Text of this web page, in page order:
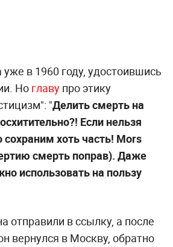
в 1960 году, удостоившись
Но главупро этику
"Делить смерть на
Если нельзя
сохраним хоть часть! Mors
смерть поправ). Даже
использовать на пользу
отправили в ссылку, а после
вернулся в Москву, обратно